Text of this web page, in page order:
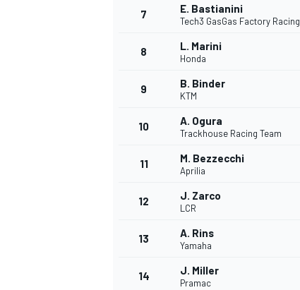
FÓRMULA E
7 E. Bastianini
Tech3 GasGas Factory Racing
8 L. Marini
Honda
9 B. Binder
KTM
10 A. Ogura
Trackhouse Racing Team
11 M. Bezzecchi
Aprilia
12 J. Zarco
LCR
13 A. Rins
Yamaha
14 J. Miller
Pramac